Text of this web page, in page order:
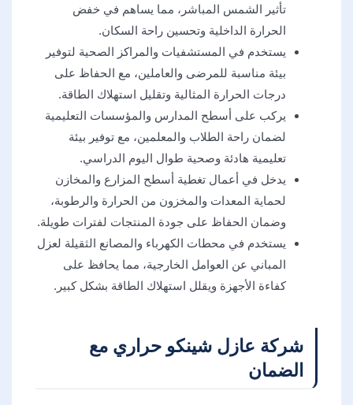
تأثير الشمس المباشر، مما يساهم في خفض
الحرارة الداخلية وتحسين راحة السكان.
يستخدم في المستشفيات والمراكز الصحية لتوفير
بيئة مناسبة للمرضى والعاملين، مع الحفاظ على
درجات الحرارة المثالية وتقليل استهلاك الطاقة.
يركب على أسطح المدارس والمؤسسات التعليمية
لضمان راحة الطلاب والمعلمين، مع توفير بيئة
تعليمية هادئة وصحية طوال اليوم الدراسي.
يدخل في أعمال تغطية أسطح المزارع والمخازن
لحماية المعدات والمخزون من الحرارة والرطوبة،
وضمان الحفاظ على جودة المنتجات لفترات طويلة.
يستخدم في محطات الكهرباء والمصانع الثقيلة لعزل
المباني عن العوامل الخارجية، مما يحافظ على
كفاءة الأجهزة ويقلل استهلاك الطاقة بشكل كبير.
شركة عازل شينكو حراري مع
الضمان